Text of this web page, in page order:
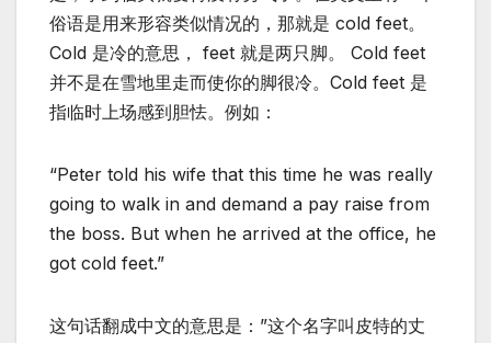
俗语是用来形容类似情况的，那就是 cold feet。
Cold 是冷的意思， feet 就是两只脚。 Cold feet
并不是在雪地里走而使你的脚很冷。Cold feet 是
指临时上场感到胆怯。例如：
“Peter told his wife that this time he was really
going to walk in and demand a pay raise from
the boss. But when he arrived at the office, he
got cold feet.”
这句话翻成中文的意思是：”这个名字叫皮特的丈